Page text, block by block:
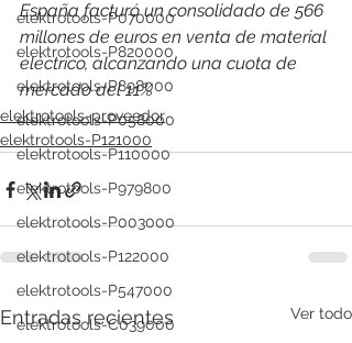
elektrotools-P070000
elektrotools-P820000
elektrotools-P898000
elektrotools-P058000
elektrotools-P110000
elektrotools-P979800
elektrotools-P003000
elektrotools-P122000
elektrotools-P547000
elektrotools-C039000
España facturó un consolidado de 566
millones de euros en venta de material
eléctrico, alcanzando una cuota de
mercado del 11%
elektrotools-proveedor
elektrotools-P121000
Entradas recientes Ver todo